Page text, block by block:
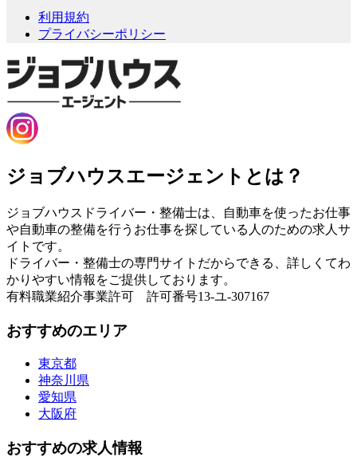
利用規約
プライバシーポリシー
ジョブハウスエージェントとは？
ジョブハウスドライバー・整備士は、自動車を使ったお仕事
や自動車の整備を行うお仕事を探している人のための求人サ
イトです。
ドライバー・整備士の専門サイトだからできる、詳しくてわ
かりやすい情報をご提供しております。
有料職業紹介事業許可 許可番号13-ユ-307167
おすすめのエリア
東京都
神奈川県
愛知県
大阪府
おすすめの求人情報